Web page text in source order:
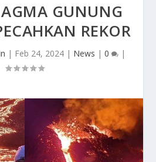
GUNUNG
REKOR
| Feb 24, 2024 | News | 0 |